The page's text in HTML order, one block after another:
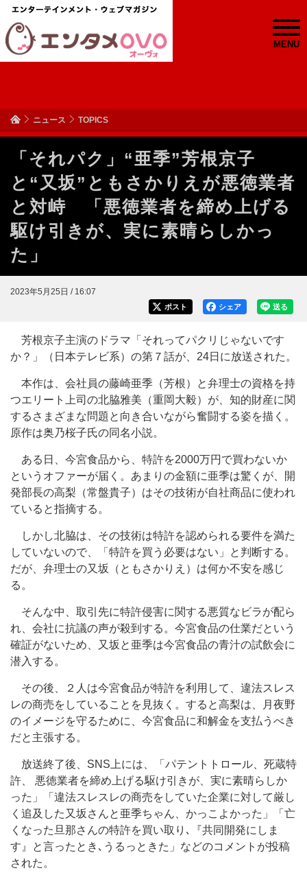
MENU
ニュース TOPICS
「それパク」“亜季”芳根京子
と“又坂”ともさかりえが悪徳業者
と対峙 「悪徳業者を締め上げる
駆け引きが、実に素晴らしかっ
た」
2023年5月25日 / 16:07
送る
シェア
ポスト
芳根京子主演のドラマ「それってパクリじゃないです
か？」（日本テレビ系）の第７話が、24日に放送された。
本作は、会社員の藤崎亜季（芳根）と弁理士の資格を持
つエリート上司の北脇雅美（重岡大毅）が、知的財産に関
するさまざまな問題と向き合いながら奮闘する姿を描く。
原作は奥乃桜子氏の同名小説。
ある日、今宮食品から、特許を2000万円で買わないか
というオファーが届く。あまりの金額に亜季は驚くが、開
発部長の高梨（常盤貴子）はその技術が自社商品に使われ
ていると指摘する。
しかし北脇は、その技術は特許を認められる要件を満た
していないので、「特許を買う必要はない」と判断する。
だが、弁理士の又坂（ともさかりえ）は何か不安を感じ
る。
そんな中、取引先に特許侵害に関する悪質なビラが配ら
れ、会社に抗議の声が殺到する。今宮食品の仕業だという
確証がないため、又坂と亜季は今宮食品の青汁の試飲会に
潜入する。
その後、２人は今宮食品が特許を利用して、違法スレス
レの商売をしていることを見抜く。すると高梨は、月夜野
のイメージを守るために、今宮食品に和解金を支払うべき
だと主張する。
放送終了後、SNS上には、「パテントトロール、死蔵特
許、 悪徳業者を締め上げる駆け引きが、実に素晴らしか
った」「違法スレスレの商売をしていた企業に対して厳し
く追及した又坂さんと亜季ちゃん、かっこよかった」「亡
くなった旦那さんの特許を買い取り､『共同開発にしま
す』と言ったとき､うるっときた」などのコメントが投稿
された。